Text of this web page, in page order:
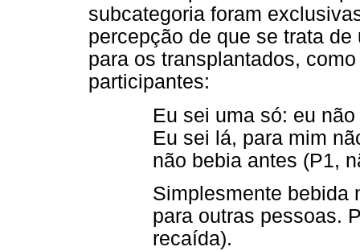
subcategoria foram
percepção de que se trata
para os transplantados,
participantes:
Eu sei uma só: eu
Eu sei lá, para mim
não bebia antes (P1,
Simplesmente bebida
para outras pessoas.
recaída).